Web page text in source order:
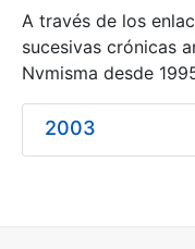
A través de los
sucesivas crónicas
Nvmisma desde
2003